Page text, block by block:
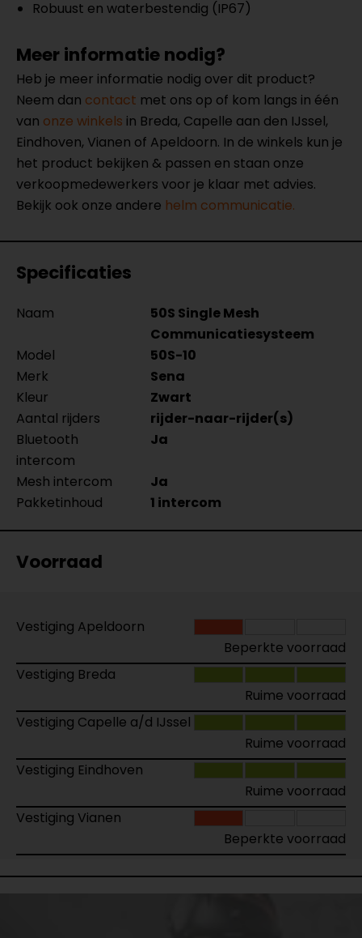
Robuust en waterbestendig (IP67)
Meer informatie nodig?
Heb je meer informatie nodig over dit product?
Neem dan contact met ons op of kom langs in één
van onze winkels in Breda, Capelle aan den IJssel,
Eindhoven, Vianen of Apeldoorn. In de winkels kun je
het product bekijken & passen en staan onze
verkoopmedewerkers voor je klaar met advies.
Bekijk ook onze andere helm communicatie.
Specificaties
Naam
50S Single Mesh
Communicatiesysteem
Model
50S-10
Merk
Sena
Kleur
Zwart
Aantal rijders
rijder-naar-rijder(s)
Bluetooth
intercom
Ja
Mesh intercom
Ja
Pakketinhoud
1 intercom
Voorraad
Vestiging Apeldoorn
Beperkte voorraad
Vestiging Breda
Ruime voorraad
Vestiging Capelle a/d IJssel
Ruime voorraad
Vestiging Eindhoven
Ruime voorraad
Vestiging Vianen
Beperkte voorraad